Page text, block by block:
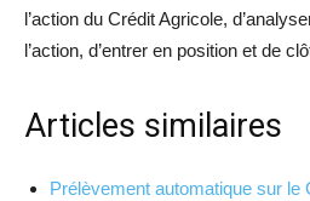
l’action du Crédit Agricole,
l’action, d’entrer en position et de
Articles similaires
Prélèvement automatique sur le